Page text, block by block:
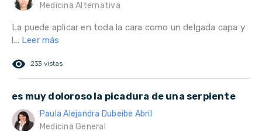
Medicina Alternativa
La puede aplicar en toda la cara como un delgada capa y
l... Leer más
remove_red_eye 233 vistas
es muy doloroso la picadura de una serpiente
Paula Alejandra Dubeibe Abril
Medicina General